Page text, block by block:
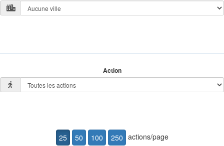
Action
actions/page